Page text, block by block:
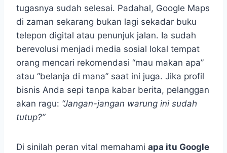
tugasnya sudah selesai. Padahal, Google Maps
di zaman sekarang bukan lagi sekadar buku
telepon digital atau penunjuk jalan. Ia sudah
berevolusi menjadi media sosial lokal tempat
orang mencari rekomendasi “mau makan apa”
atau “belanja di mana” saat ini juga. Jika profil
bisnis Anda sepi tanpa kabar berita, pelanggan
akan ragu: “Jangan-jangan warung ini sudah
tutup?”
Di sinilah peran vital memahami apa itu Google